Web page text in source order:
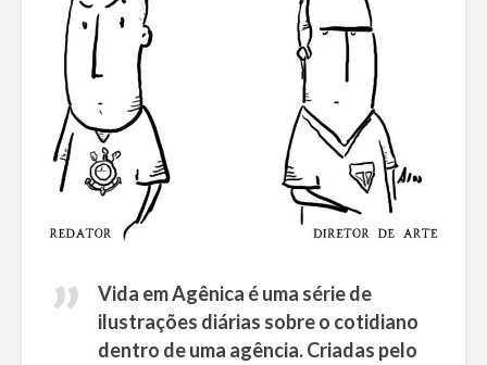
Vida em Agênica é uma série de
ilustrações diárias sobre o cotidiano
dentro de uma agência. Criadas pelo